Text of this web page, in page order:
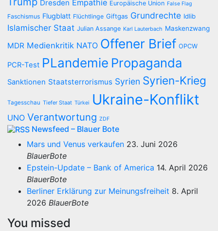
Dresden Empathie Europäische Union False Flag
Faschismus Flugblatt Flüchtlinge Giftgas Grundrechte Idlib
Islamischer Staat Julian Assange Karl Lauterbach Maskenzwang
MDR Medienkritik NATO Offener Brief OPCW
PCR-Test PLandemie Propaganda
Sanktionen Staatsterrorismus Syrien Syrien-Krieg
Tagesschau Tiefer Staat Türkei Ukraine-Konflikt
UNO Verantwortung ZDF
Newsfeed – Blauer Bote
Mars und Venus verkaufen 23. Juni 2026
BlauerBote
Epstein-Update – Bank of America 14. April 2026
BlauerBote
Berliner Erklärung zur Meinungsfreiheit 8. April
2026 BlauerBote
You missed